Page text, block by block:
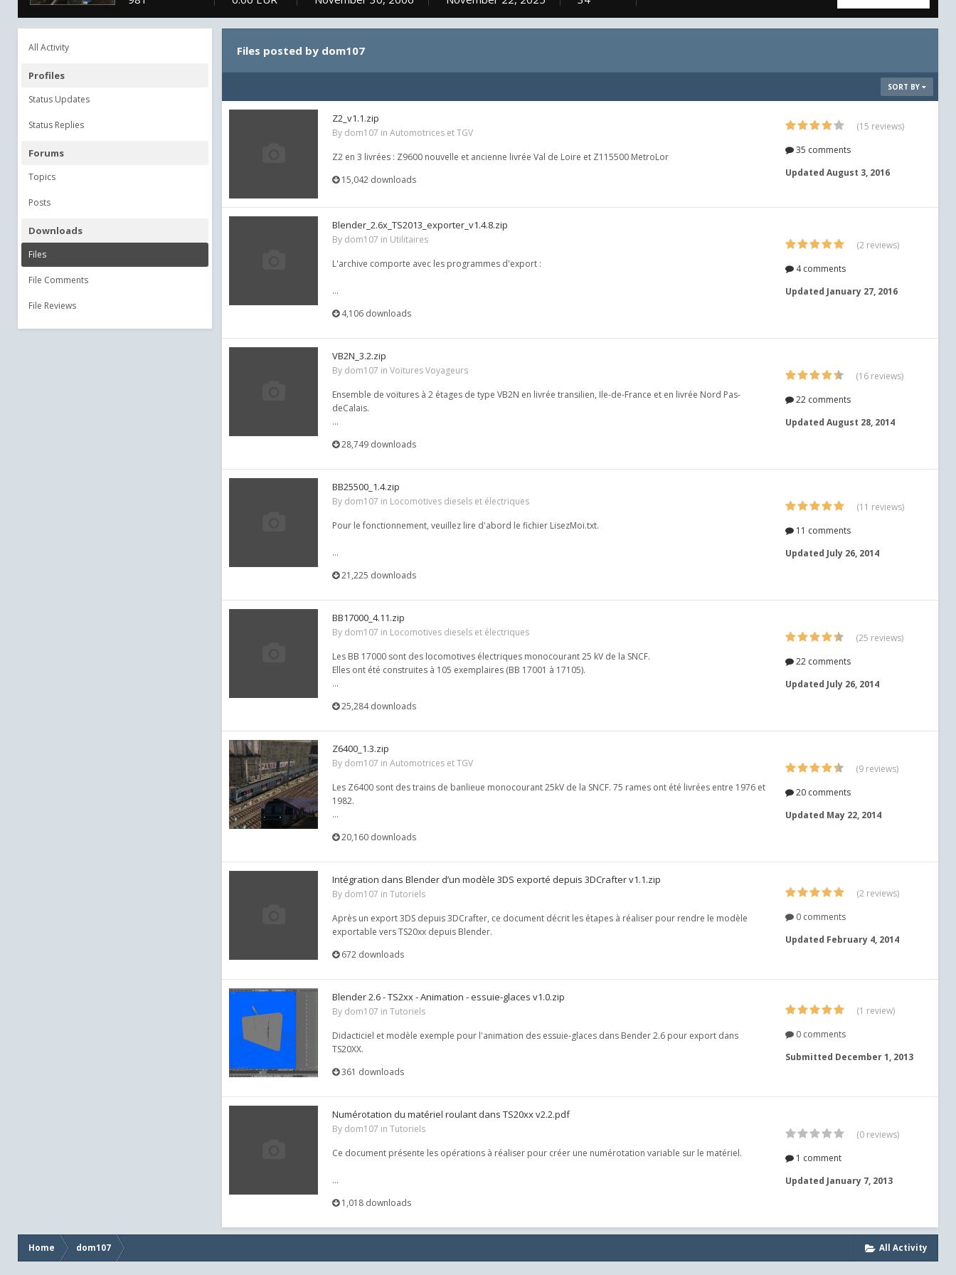
All Activity
Profiles
Status Updates
Status Replies
Forums
Topics
Posts
Downloads
Files
File Comments
File Reviews
Files posted by dom107
SORT BY
Z2_v1.1.zip
By dom107 in Automotrices et TGV
Z2 en 3 livrées : Z9600 nouvelle et ancienne livrée Val de Loire et Z115500 MetroLor
15,042 downloads
(15 reviews)
35 comments
Updated August 3, 2016
Blender_2.6x_TS2013_exporter_v1.4.8.zip
By dom107 in Utilitaires
L'archive comporte avec les programmes d'export :
...
4,106 downloads
(2 reviews)
4 comments
Updated January 27, 2016
VB2N_3.2.zip
By dom107 in Voitures Voyageurs
Ensemble de voitures à 2 étages de type VB2N en livrée transilien, Ile-de-France et en livrée Nord Pas-
deCalais.
...
28,749 downloads
(16 reviews)
22 comments
Updated August 28, 2014
BB25500_1.4.zip
By dom107 in Locomotives diesels et électriques
Pour le fonctionnement, veuillez lire d'abord le fichier LisezMoi.txt.
...
21,225 downloads
(11 reviews)
11 comments
Updated July 26, 2014
BB17000_4.11.zip
By dom107 in Locomotives diesels et électriques
Les BB 17000 sont des locomotives électriques monocourant 25 kV de la SNCF.
Elles ont été construites à 105 exemplaires (BB 17001 à 17105).
...
25,284 downloads
(25 reviews)
22 comments
Updated July 26, 2014
Z6400_1.3.zip
By dom107 in Automotrices et TGV
Les Z6400 sont des trains de banlieue monocourant 25kV de la SNCF. 75 rames ont été livrées entre 1976 et
1982.
...
20,160 downloads
(9 reviews)
20 comments
Updated May 22, 2014
Intégration dans Blender d’un modèle 3DS exporté depuis 3DCrafter v1.1.zip
By dom107 in Tutoriels
Après un export 3DS depuis 3DCrafter, ce document décrit les étapes à réaliser pour rendre le modèle
exportable vers TS20xx depuis Blender.
672 downloads
(2 reviews)
0 comments
Updated February 4, 2014
Blender 2.6 - TS2xx - Animation - essuie-glaces v1.0.zip
By dom107 in Tutoriels
Didacticiel et modèle exemple pour l'animation des essuie-glaces dans Bender 2.6 pour export dans
TS20XX.
361 downloads
(1 review)
0 comments
Submitted December 1, 2013
Numérotation du matériel roulant dans TS20xx v2.2.pdf
By dom107 in Tutoriels
Ce document présente les opérations à réaliser pour créer une numérotation variable sur le matériel.
...
1,018 downloads
(0 reviews)
1 comment
Updated January 7, 2013
All Activity
Home dom107